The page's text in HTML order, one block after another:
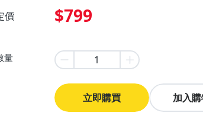
價 $799
量
立即購買 加入